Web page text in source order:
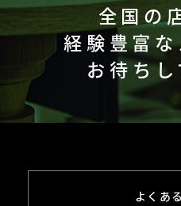
全国の
経験豊富
お待ち
よくあ